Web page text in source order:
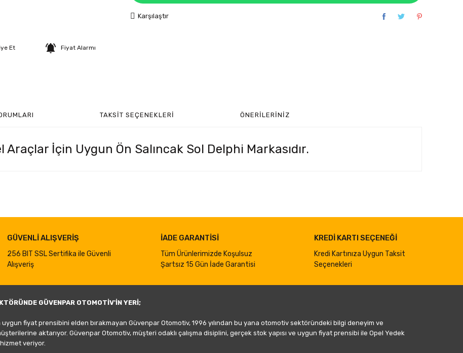
Et Fiyat Alarmı
Karşılaştır
TAKSIT SEÇENEKLERI ÖNERILERINIZ
İçin Uygun Ön Salıncak Sol Delphi Markasıdır.
GÜVENLİ ALIŞVERİŞ
256 BIT SSL Sertifika ile Güvenli
Alışveriş
İADE GARANTİSİ
Tüm Ürünlerimizde Koşulsuz
Şartsız 15 Gün İade Garantisi
KREDİ KARTI SEÇENEĞİ
Kredi Kartınıza Uygun Taksit
Seçenekleri
GÜVENPAR OTOMOTİV'İN YERİ;
fiyat prensibini elden bırakmayan Güvenpar Otomotiv, 1996 yılından bu yana otomotiv sektöründeki bilgi deneyim ve
aktarıyor. Güvenpar Otomotiv, müşteri odaklı çalışma disiplini, gerçek stok yapısı ve uygun fiyat prensibi ile Opel Yedek
veriyor.